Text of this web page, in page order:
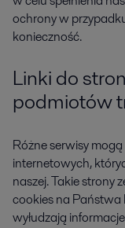
ochrony w
konieczność.
Linki do
podmiotów
Różne serwisy
internetowych,
naszej. Takie strony
cookies na Państwa
wyłudzają